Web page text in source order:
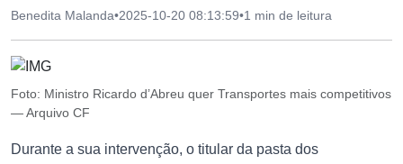
Benedita Malanda•2025-10-20 08:13:59•1 min de leitura
Foto: Ministro Ricardo d’Abreu quer Transportes mais competitivos
— Arquivo CF
Durante a sua intervenção, o titular da pasta dos